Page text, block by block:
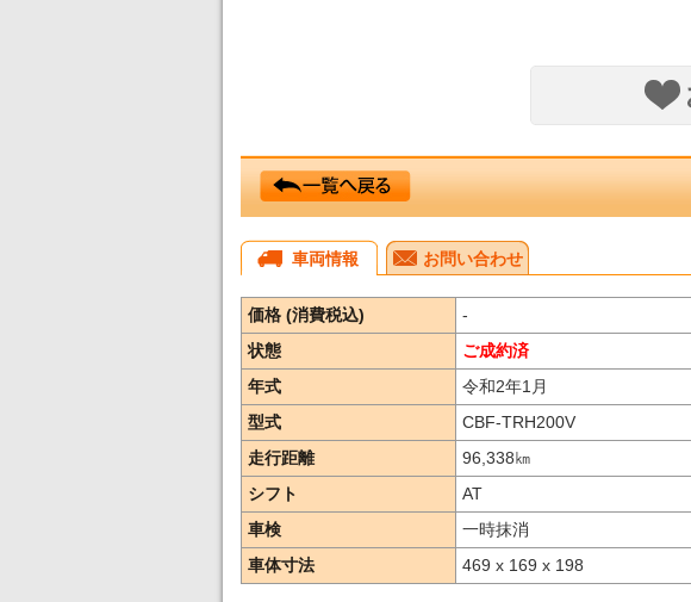
車両情報 お問い合わせ
価格 (消費税込)
-
状態
ご成約済
年式
令和2年1月
型式
CBF-TRH200V
走行距離
96,338㎞
シフト
AT
車検
一時抹消
車体寸法
469 x 169 x 198